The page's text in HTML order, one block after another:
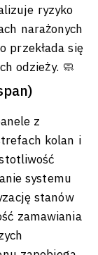
ryzyko
narażonych
przekłada się
odzieży. 🧼
z
kolan i
systemu
stanów
zamawiania